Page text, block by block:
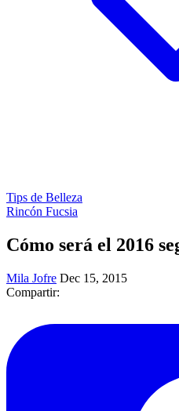
Tips de Belleza
Rincón Fucsia
Cómo será el 2016
Mila Jofre Dec 15, 2015
Compartir: